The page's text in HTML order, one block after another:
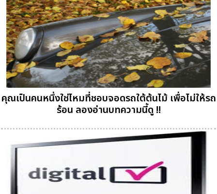
คุณเป็นคนหนึ่งใช่ไหมที่ชอบจอดรถใต้ต้นไม้ เพื่อไม่ให้รถ
ร้อน ลองอ่านบทความนี้ดู !!